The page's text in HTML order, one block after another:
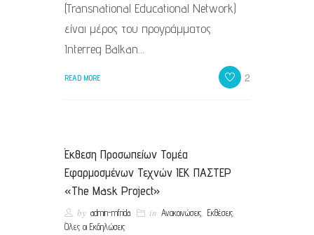
(Transnational Educational Network)
είναι μέρος του προγράμματος
Interreg Balkan…
READ MORE 2
Έκθεση Προσωπείων Τομέα
Εφαρμοσμένων Τεχνών ΙΕΚ ΠΑΣΤΕΡ
«The Mask Project»
by admin-mfrida in Ανακοινώσεις, Εκθέσεις,
Όλες οι Εκδηλώσεις